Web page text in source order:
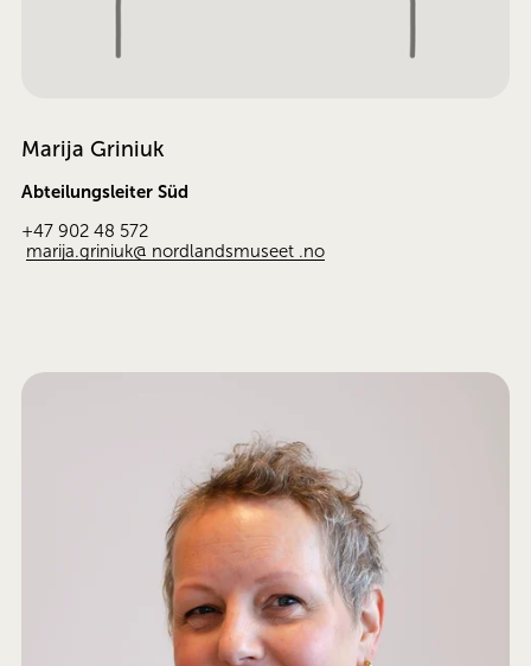
Marija Griniuk
Abteilungsleiter Süd
+47 902 48 572
marija.griniuk@ nordlandsmuseet .no